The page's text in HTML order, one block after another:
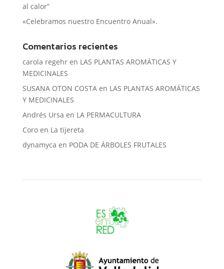
al calor”
«Celebramos nuestro Encuentro Anual».
Comentarios recientes
carola regehren LAS PLANTAS AROMÁTICAS Y
MEDICINALES
SUSANA OTON COSTAen LAS PLANTAS AROMÁTICAS
Y MEDICINALES
Andrés Ursa en LA PERMACULTURA
Coroen La tijereta
dynamyca en PODA DE ÁRBOLES FRUTALES